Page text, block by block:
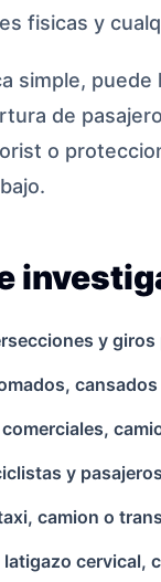
fisicas y
simple,
de
o
y
y
camion o
cervical,